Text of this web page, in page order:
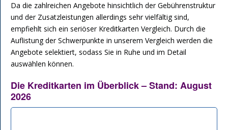
Da die zahlreichen Angebote hinsichtlich der Gebührenstruktur
und der Zusatzleistungen allerdings sehr vielfältig sind,
empfiehlt sich ein seriöser Kreditkarten Vergleich. Durch die
Auflistung der Schwerpunkte in unserem Vergleich werden die
Angebote selektiert, sodass Sie in Ruhe und im Detail
auswählen können.
Die Kreditkarten im Überblick – Stand: August
2026